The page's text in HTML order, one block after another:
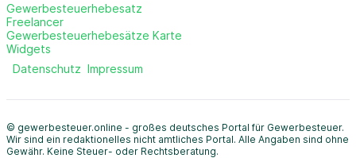
Gewerbesteuerhebesatz
Freelancer
Gewerbesteuerhebesätze Karte
Widgets
Datenschutz Impressum
© gewerbesteuer.online - großes deutsches Portal für Gewerbesteuer.
Wir sind ein redaktionelles nicht amtliches Portal. Alle Angaben sind ohne
Gewähr. Keine Steuer- oder Rechtsberatung.